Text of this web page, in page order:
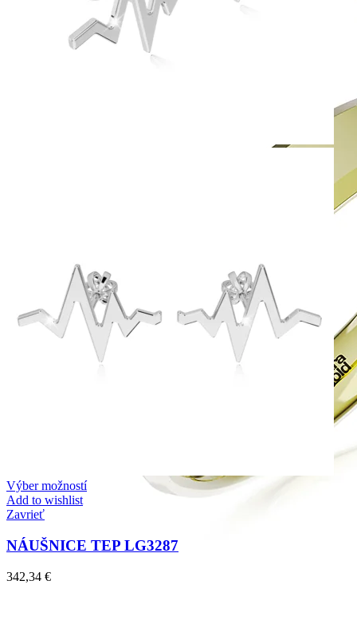
Výber možností
Add to wishlist
Zavrieť
NÁUŠNICE TEP LG3287
342,34 €